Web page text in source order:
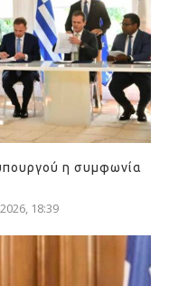
η συμφωνία
18:39